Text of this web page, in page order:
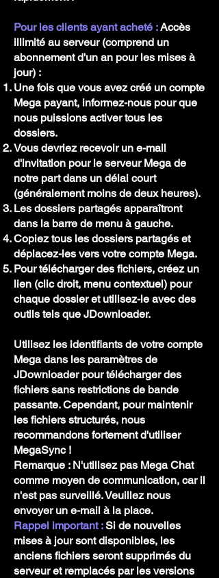
Pour les clients ayant acheté :Accès
illimité au serveur (comprend un
abonnement d'un an pour les mises à
jour) :
Une fois que vous avez créé un compte
Mega payant, informez-nous pour que
nous puissions activer tous les
dossiers.
Vous devriez recevoir un e-mail
d'invitation pour le serveur Mega de
notre part dans un délai court
(généralement moins de deux heures).
Les dossiers partagés apparaîtront
dans la barre de menu à gauche.
Copiez tous les dossiers partagés et
déplacez-les vers votre compte Mega.
Pour télécharger des fichiers, créez un
lien (clic droit, menu contextuel) pour
chaque dossier et utilisez-le avec des
outils tels que JDownloader.
Utilisez les identifiants de votre compte
Mega dans les paramètres de
JDownloader pour télécharger des
fichiers sans restrictions de bande
passante. Cependant, pour maintenir
les fichiers structurés, nous
recommandons fortement d'utiliser
MegaSync !
Remarque : N'utilisez pas Mega Chat
comme moyen de communication, car il
n'est pas surveillé. Veuillez nous
envoyer un e-mail à la place.
Rappel important :Si de nouvelles
mises à jour sont disponibles, les
anciens fichiers seront supprimés du
serveur et remplacés par les versions